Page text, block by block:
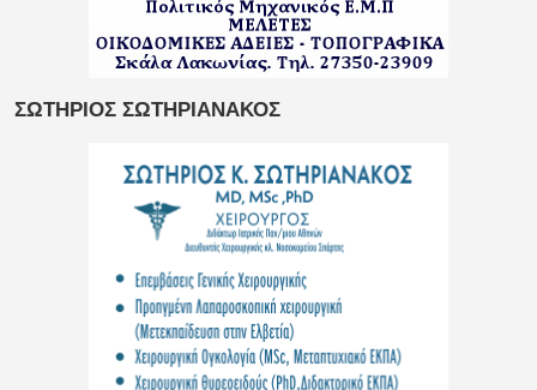
ΣΩΤΗΡΙΟΣ ΣΩΤΗΡΙΑΝΑΚΟΣ